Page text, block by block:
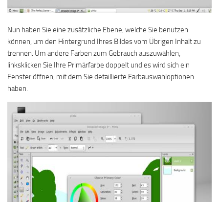
Nun haben Sie eine zusätzliche Ebene, welche Sie benutzen
können, um den Hintergrund Ihres Bildes vom Übrigen Inhalt zu
trennen. Um andere Farben zum Gebrauch auszuwählen,
linksklicken Sie Ihre Primärfarbe doppelt und es wird sich ein
Fenster öffnen, mit dem Sie detaillierte Farbauswahloptionen
haben.